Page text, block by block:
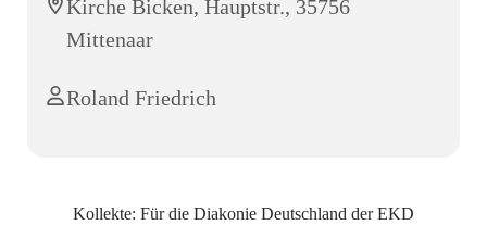
Kirche Bicken, Hauptstr., 35756
Mittenaar
Roland Friedrich
Kollekte: Für die Diakonie Deutschland der EKD